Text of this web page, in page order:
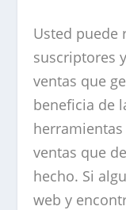
Usted puede
suscriptores
ventas que
beneficia de
ventas que
hecho. Si
web y